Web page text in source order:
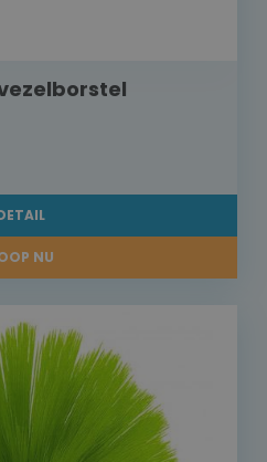
NU